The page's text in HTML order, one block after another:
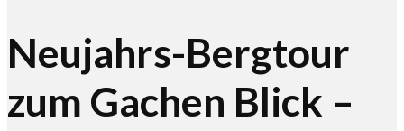
Neujahrs-Bergtour
zum Gachen Blick –